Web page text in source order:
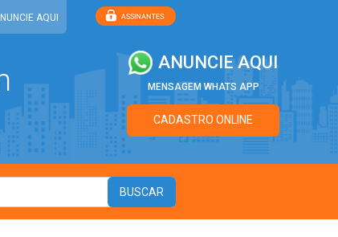
AQUI
ANUNCIE AQUI
MENSAGEM WHATS APP
CADASTRO ONLINE